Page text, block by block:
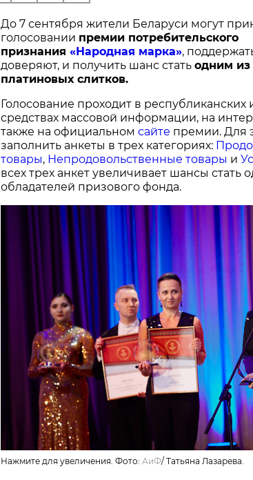
До 7 сентября жители Беларуси могут
голосовании премии потребительского
признания «Народная марка»,
доверяют, и получить шанс стать одним из
платиновых слитков.
Голосование проходит в республиканских
средствах массовой информации, на
также на официальном сайте премии. Для
заполнить анкеты в трех категориях:
товары, Непродовольственные товары и
всех трех анкет увеличивает шансы стать
обладателей призового фонда.
Нажмите для увеличения. Фото: АиФ/ Татьяна Лазарева.